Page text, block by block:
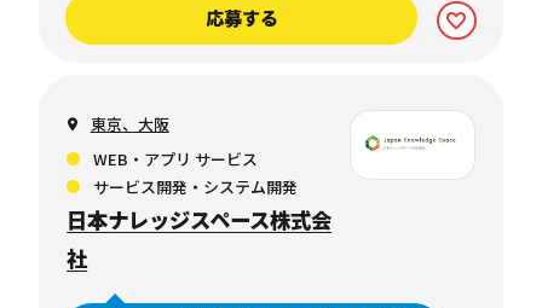
応募する
東京、大阪
WEB・アプリ サービス
サービス開発・システム開発
日本ナレッジスペース株式会
社